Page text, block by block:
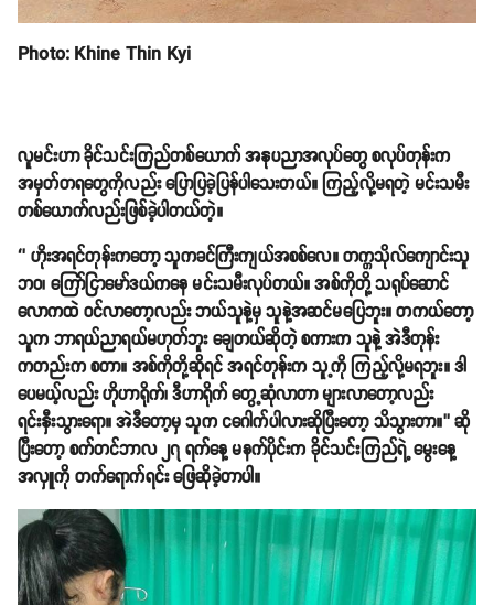
Photo: Khine Thin Kyi
လူမင်းဟာ ခိုင်သင်းကြည်တစ်ယောက် အနုပညာအလုပ်တွေ စလုပ်တုန်းက
အမှတ်တရတွေကိုလည်း ပြောပြခဲ့ပြန်ပါသေးတယ်။ ကြည့်လို့မရတဲ့ မင်းသမီး
တစ်ယောက်လည်းဖြစ်ခဲ့ပါတယ်တဲ့။
‘’ ဟိုးအရင်တုန်းကတော့ သူကခင်ကြီးကျယ်အစစ်လေ။ တက္ကသိုလ်ကျောင်းသူ
ဘဝ၊ ကြော်ငြာမော်ဒယ်ကနေ မင်းသမီးလုပ်တယ်။ အစ်ကိုတို့ သရုပ်ဆောင်
လောကထဲ ဝင်လာတော့လည်း ဘယ်သူနဲ့မှ သူနဲ့အဆင်မပြေဘူး။ တကယ်တော့
သူက ဘာရယ်ညာရယ်မဟုတ်ဘူး ချေတယ်ဆိုတဲ့ စကားက သူနဲ့ အဲဒီတုန်း
ကတည်းက စတာ။ အစ်ကိုတို့ဆိုရင် အရင်တုန်းက သူ့ကို ကြည့်လို့မရဘူး။ ဒါ
ပေမယ့်လည်း ဟိုဟာရိုက်၊ ဒီဟာရိုက် တွေ့ဆုံလာတာ များလာတော့လည်း
ရင်းနှီးသွားရော။ အဲဒီတော့မှ သူက ငဂေါက်ပါလားဆိုပြီးတော့ သိသွားတာ။’’ ဆို
ပြီးတော့ စက်တင်ဘာလ ၂၇ ရက်နေ့ မနက်ပိုင်းက ခိုင်သင်းကြည်ရဲ့ မွေးနေ့
အလှူကို တက်ရောက်ရင်း ဖြေဆိုခဲ့တာပါ။